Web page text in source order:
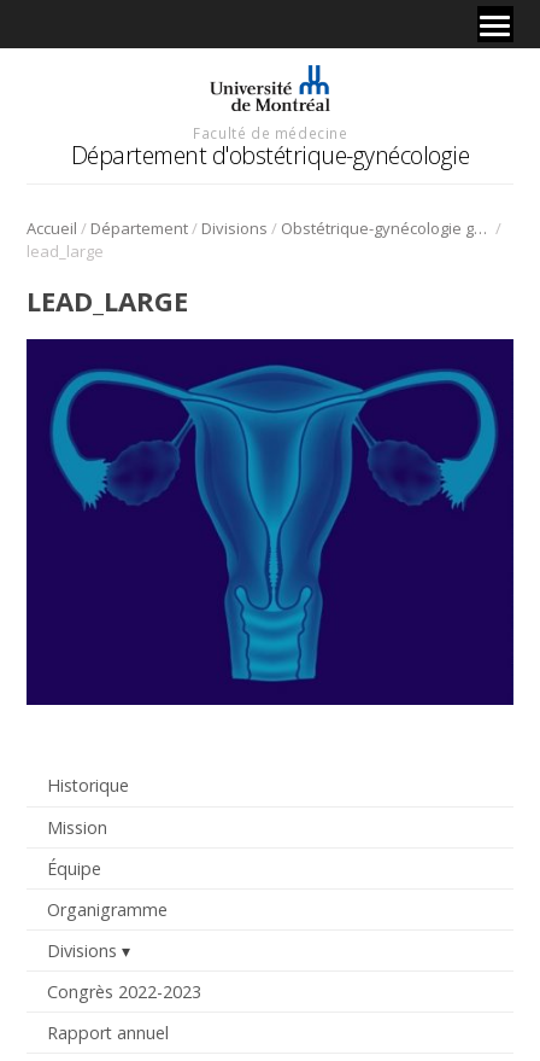
Faculté de médecine
Département d'obstétrique-gynécologie
Accueil / Département/ Divisions / Obstétrique-gynécologie générale /
lead_large
Historique
Mission
Équipe
Organigramme
Divisions
Congrès 2022-2023
Rapport annuel
LEAD_LARGE